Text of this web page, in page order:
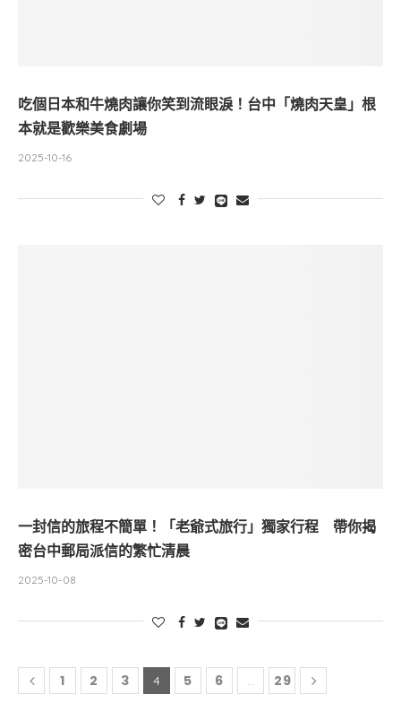
吃個日本和牛燒肉讓你笑到流眼淚！台中「燒肉天皇」根
本就是歡樂美食劇場
2025-10-16
一封信的旅程不簡單！「老爺式旅行」獨家行程 帶你揭
密台中郵局派信的繁忙清晨
2025-10-08
1 2 3 4 5 6 ... 29